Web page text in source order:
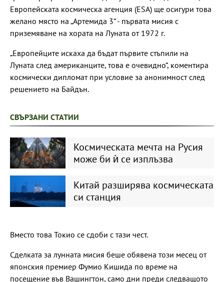
Европейската космическа агенция (ESA) ще осигури това
желано място на „Артемида 3“ - първата мисия с
приземяване на хората на Луната от 1972 г.
„Европейците искаха да бъдат първите стъпили на
Луната след американците, това е очевидно“, коментира
космически дипломат при условие за анонимност след
решението на Байдън.
СВЪРЗАНИ СТАТИИ
Космическата мечта на Русия
може би ѝ се изплъзва
Китай разширява космическата
си станция
Вместо това Токио се сдоби с тази чест.
Сделката за лунната мисия беше обявена този месец от
японския премиер Фумио Кишида по време на
посещение във Вашингтон, само дни преди следващото